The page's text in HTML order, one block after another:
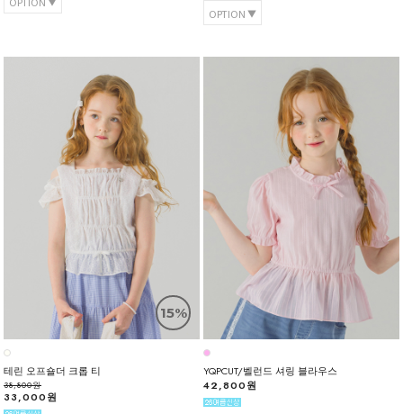
OPTION
15%
테린 오프숄더 크롭 티
38,800원
33,000원
YQPCUT/벨런드 셔링 블라우스
42,800원